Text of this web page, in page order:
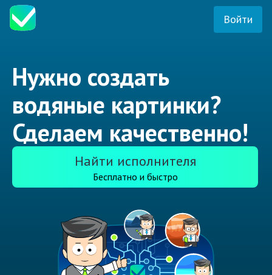
Войти
Нужно создать
водяные картинки?
Сделаем качественно!
Найти исполнителя
Бесплатно и быстро